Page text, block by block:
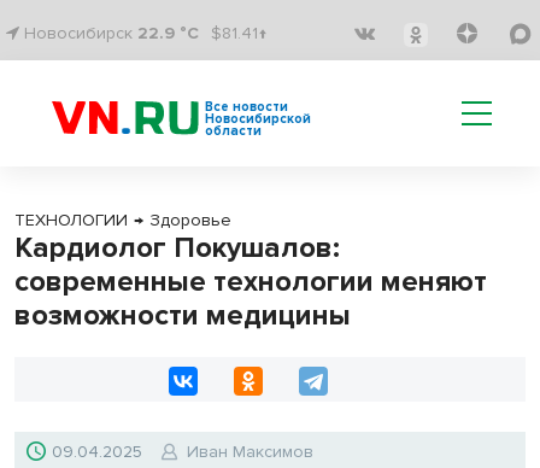
Новосибирск 22.9 °C $81.41↑
Все новости
Новосибирской
области
ТЕХНОЛОГИИ → Здоровье
Кардиолог Покушалов:
современные технологии меняют
возможности медицины
09.04.2025 Иван Максимов